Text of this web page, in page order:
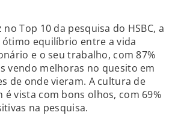
Top 10 da pesquisa do HSBC, a
ótimo equilíbrio entre a vida
e o seu trabalho, com 87%
vendo melhoras no quesito em
de onde vieram. A cultura de
vista com bons olhos, com 69%
na pesquisa.